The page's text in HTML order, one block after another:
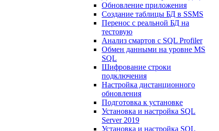
Обновление приложения
Создание таблицы БД в SSMS
Перенос с реальной БД на
тестовую
Анализ смартов с SQL Profiler
Обмен данными на уровне MS
SQL
Шифрование строки
подключения
Настройка дистанционного
обновления
Подготовка к установке
Установка и настройка SQL
Server 2019
Установка и настройка SQL